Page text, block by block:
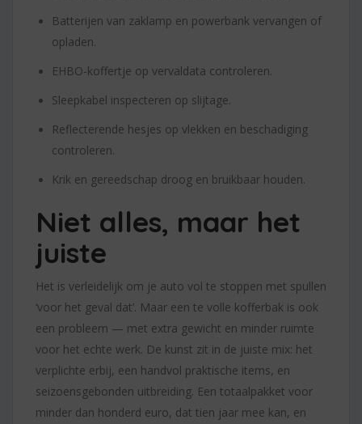
Batterijen van zaklamp en powerbank vervangen of
opladen.
EHBO-koffertje op vervaldata controleren.
Sleepkabel inspecteren op slijtage.
Reflecterende hesjes op vlekken en beschadiging
controleren.
Krik en gereedschap droog en bruikbaar houden.
Niet alles, maar het
juiste
Het is verleidelijk om je auto vol te stoppen met spullen
‘voor het geval dat’. Maar een te volle kofferbak is ook
een probleem — met extra gewicht en minder ruimte
voor het echte werk. De kunst zit in de juiste mix: het
verplichte erbij, een handvol praktische items, en
seizoensgebonden uitbreiding. Een totaalpakket voor
minder dan honderd euro, dat tien jaar mee kan, en